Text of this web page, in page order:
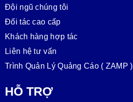
Đội ngũ chúng tôi
Đối tác cao cấp
Khách hàng hợp tác
Liên hệ tư vấn
Trình Quản Lý Quảng Cáo ( ZAMP )
HỖ TRỢ